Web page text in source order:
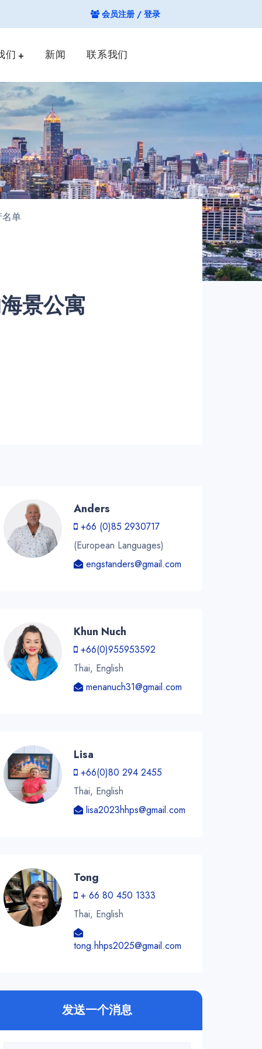
会员注册 / 登录
们 新闻 联系我们
单
景公寓
Anders
+66 (0)85 2930717
(European Languages)
engstanders@gmail.com
Khun Nuch
+66(0)955953592
Thai, English
menanuch31@gmail.com
Lisa
+66(0)80 294 2455
Thai, English
lisa2023hhps@gmail.com
Tong
+ 66 80 450 1333
Thai, English
tong.hhps2025@gmail.com
发送一个消息